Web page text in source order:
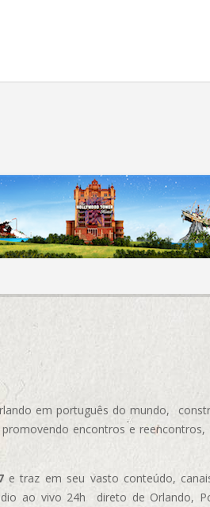
em português do mundo,
encontros e reencontros,
e traz em seu vasto conteúdo,
ao vivo 24h direto de Orlando,